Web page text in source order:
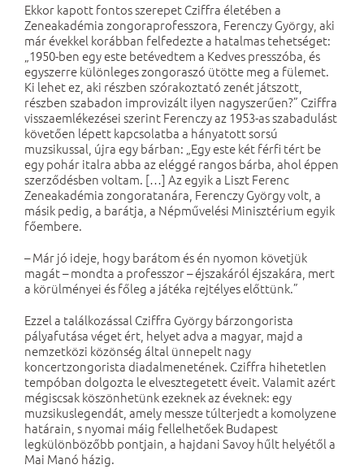
Ekkor kapott fontos szerepet Cziffra életében a
Zeneakadémia zongoraprofesszora, Ferenczy György, aki
már évekkel korábban felfedezte a hatalmas tehetséget:
„1950-ben egy este betévedtem a Kedves presszóba, és
egyszerre különleges zongoraszó ütötte meg a fülemet.
Ki lehet ez, aki részben szórakoztató zenét játszott,
részben szabadon improvizált ilyen nagyszerűen?” Cziffra
visszaemlékezései szerint Ferenczy az 1953-as szabadulást
követően lépett kapcsolatba a hányatott sorsú
muzsikussal, újra egy bárban: „Egy este két férfi tért be
egy pohár italra abba az eléggé rangos bárba, ahol éppen
szerződésben voltam. […] Az egyik a Liszt Ferenc
Zeneakadémia zongoratanára, Ferenczy György volt, a
másik pedig, a barátja, a Népművelési Minisztérium egyik
főembere.
– Már jó ideje, hogy barátom és én nyomon követjük
magát – mondta a professzor – éjszakáról éjszakára, mert
a körülményei és főleg a játéka rejtélyes előttünk.”
Ezzel a találkozással Cziffra György bárzongorista
pályafutása véget ért, helyet adva a magyar, majd a
nemzetközi közönség által ünnepelt nagy
koncertzongorista diadalmenetének. Cziffra hihetetlen
tempóban dolgozta le elvesztegetett éveit. Valamit azért
mégiscsak köszönhetünk ezeknek az éveknek: egy
muzsikuslegendát, amely messze túlterjedt a komolyzene
határain, s nyomai máig fellelhetőek Budapest
legkülönbözőbb pontjain, a hajdani Savoy hűlt helyétől a
Mai Manó házig.